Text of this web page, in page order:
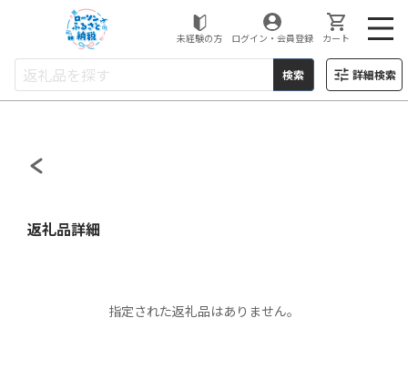
ローソンふるさと納税
未経験の方 ログイン・会員登録 カート
検索 詳細検索
返礼品詳細
指定された返礼品はありません。